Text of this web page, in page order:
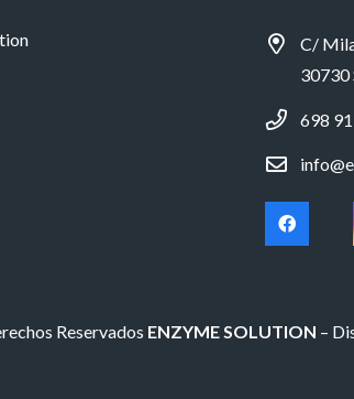
C/
30730
698
Reservados ENZYME SOLUTION –